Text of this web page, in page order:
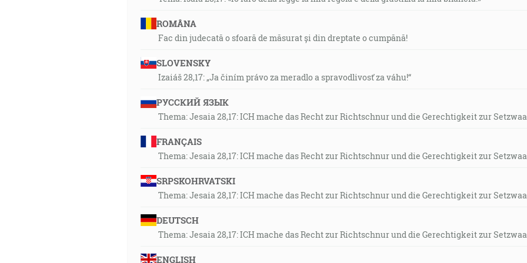
ROMÂNA
Fac din judecată o sfoară de măsurat și din dreptate o cumpănă!
SLOVENSKY
Izaiáš 28,17: „Ja činím právo za meradlo a spravodlivosť za váhu!“
РУССКИЙ ЯЗЫК
Thema: Jesaia 28,17: ICH mache das Recht zur Richtschnur und die Gerechtigkeit zur
FRANÇAIS
Thema: Jesaia 28,17: ICH mache das Recht zur Richtschnur und die Gerechtigkeit zur
SRPSKOHRVATSKI
Thema: Jesaia 28,17: ICH mache das Recht zur Richtschnur und die Gerechtigkeit zur
DEUTSCH
Thema: Jesaia 28,17: ICH mache das Recht zur Richtschnur und die Gerechtigkeit zur
ENGLISH